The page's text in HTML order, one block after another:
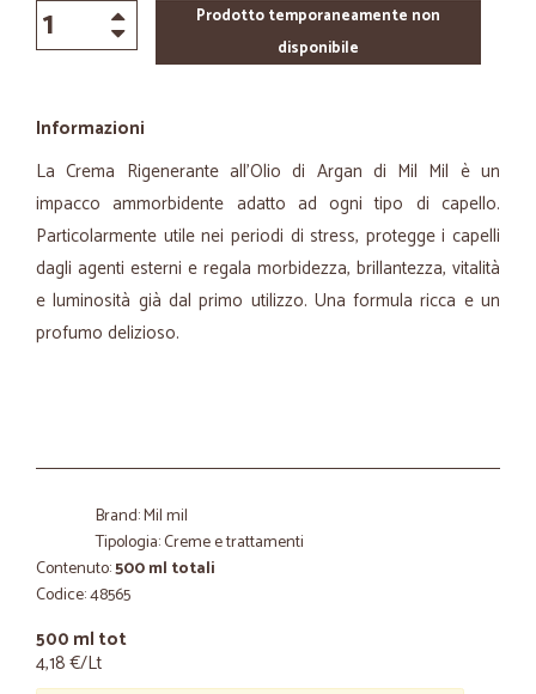
Prodotto temporaneamente non
disponibile
Informazioni
La Crema Rigenerante all'Olio di Argan di Mil Mil è un
impacco ammorbidente adatto ad ogni tipo di capello.
Particolarmente utile nei periodi di stress, protegge i capelli
dagli agenti esterni e regala morbidezza, brillantezza, vitalità
e luminosità già dal primo utilizzo. Una formula ricca e un
profumo delizioso.
Brand: Mil mil
Tipologia: Creme e trattamenti
Contenuto:500 ml totali
Codice: 48565
500 ml tot
4,18 €/Lt